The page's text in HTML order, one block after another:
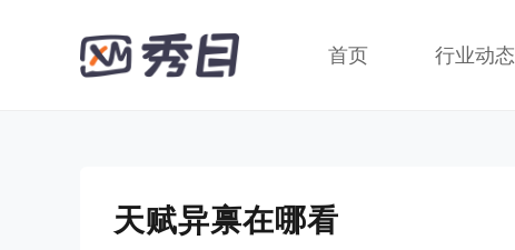
首页 行业动态
天赋异禀在哪看